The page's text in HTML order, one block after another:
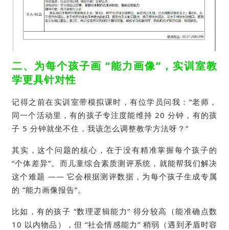
二、为每个孩子画 “能力画像”，实训室教
学更具针对性
记得之前在实训室带模拟课时，有位学员问我：“老师，
同一个活动里，有的孩子专注度能维持 20 分钟，有的孩
子 5 分钟就坐不住，我该怎么调整教学方法呀？”
其实，这个问题的核心，在于没有精准掌握每个孩子的
“个体差异”。而儿童综合素质测评系统，就能帮我们解决
这个难题 —— 它会根据测评数据，为每个孩子生成专属
的 “能力画像报告”。
比如，有的孩子 “数理逻辑能力” 得分较高（能准确点数
10 以内物品），但 “社会情感能力” 稍弱（遇到矛盾时容